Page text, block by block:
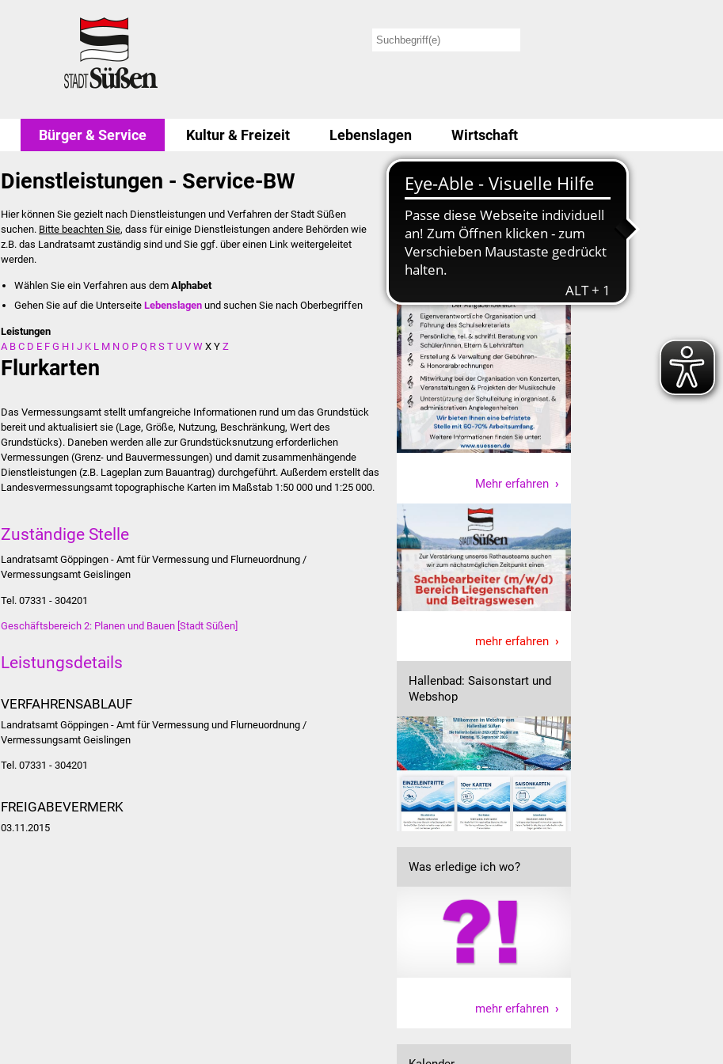
Bürger & Service Kultur & Freizeit Lebenslagen Wirtschaft
Dienstleistungen - Service-BW
Hier können Sie gezielt nach Dienstleistungen und Verfahren der Stadt Süßen
suchen. Bitte beachten Sie, dass für einige Dienstleistungen andere Behörden wie
z.B. das Landratsamt zuständig sind und Sie ggf. über einen Link weitergeleitet
werden.
Wählen Sie ein Verfahren aus dem Alphabet
Gehen Sie auf die UnterseiteLebenslagen und suchen Sie nach Oberbegriffen
Leistungen
A B C D E F G H I J K L M N O P Q R S T U V W X Y Z
Flurkarten
Das Vermessungsamt stellt umfangreiche Informationen rund um das Grundstück
bereit und aktualisiert sie (Lage, Größe, Nutzung, Beschränkung, Wert des
Grundstücks). Daneben werden alle zur Grundstücksnutzung erforderlichen
Vermessungen (Grenz- und Bauvermessungen) und damit zusammenhängende
Dienstleistungen (z.B. Lageplan zum Bauantrag) durchgeführt. Außerdem erstellt das
Landesvermessungsamt topographische Karten im Maßstab 1:50 000 und 1:25 000.
Zuständige Stelle
Landratsamt Göppingen - Amt für Vermessung und Flurneuordnung /
Vermessungsamt Geislingen
Tel. 07331 - 304201
Geschäftsbereich 2: Planen und Bauen [Stadt Süßen]
Leistungsdetails
VERFAHRENSABLAUF
Landratsamt Göppingen - Amt für Vermessung und Flurneuordnung /
Vermessungsamt Geislingen
Tel. 07331 - 304201
FREIGABEVERMERK
03.11.2015
Stellenausschreibung
Mehr erfahren
mehr erfahren
Hallenbad: Saisonstart und
Webshop
Was erledige ich wo?
mehr erfahren